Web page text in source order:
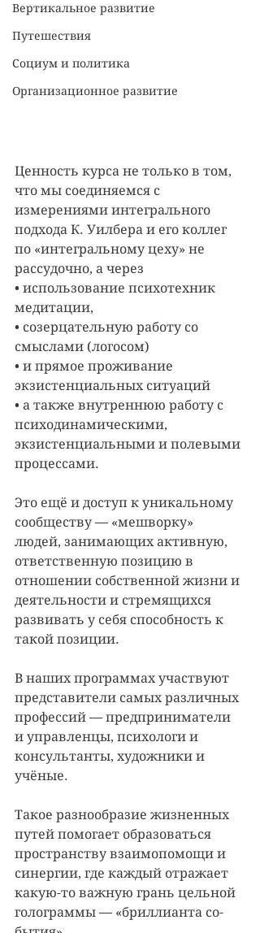
Вертикальное развитие
Путешествия
Социум и политика
Организационное развитие
Ценность курса не только в том,
что мы соединяемся с
измерениями интегрального
подхода К. Уилбера и его коллег
по «интегральному цеху» не
рассудочно, а через
• использование психотехник
медитации,
• созерцательную работу со
смыслами (логосом)
• и прямое проживание
экзистенциальных ситуаций
• а также внутреннюю работу с
психодинамическими,
экзистенциальными и полевыми
процессами.
Это ещё и доступ к уникальному
сообществу — «мешворку»
людей, занимающих активную,
ответственную позицию в
отношении собственной жизни и
деятельности и стремящихся
развивать у себя способность к
такой позиции.
В наших программах участвуют
представители самых различных
профессий — предприниматели
и управленцы, психологи и
консультанты, художники и
учёные.
Такое разнообразие жизненных
путей помогает образоваться
пространству взаимопомощи и
синергии, где каждый отражает
какую-то важную грань цельной
голограммы — «бриллианта со-